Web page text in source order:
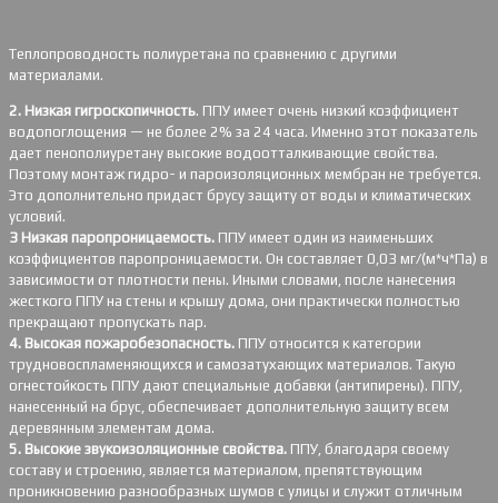
Теплопроводность полиуретана по сравнению с другими
материалами.
2. Низкая гигроскопичность. ППУ имеет очень низкий коэффициент
водопоглощения — не более 2% за 24 часа. Именно этот показатель
дает пенополиуретану высокие водоотталкивающие свойства.
Поэтому монтаж гидро- и пароизоляционных мембран не требуется.
Это дополнительно придаст брусу защиту от воды и климатических
условий.
3 Низкая паропроницаемость. ППУ имеет один из наименьших
коэффициентов паропроницаемости. Он составляет 0,03 мг/(м*ч*Па) в
зависимости от плотности пены. Иными словами, после нанесения
жесткого ППУ на стены и крышу дома, они практически полностью
прекращают пропускать пар.
4. Высокая пожаробезопасность. ППУ относится к категории
трудновоспламеняющихся и самозатухающих материалов. Такую
огнестойкость ППУ дают специальные добавки (антипирены). ППУ,
нанесенный на брус, обеспечивает дополнительную защиту всем
деревянным элементам дома.
5. Высокие звукоизоляционные свойства. ППУ, благодаря своему
составу и строению, является материалом, препятствующим
проникновению разнообразных шумов с улицы и служит отличным